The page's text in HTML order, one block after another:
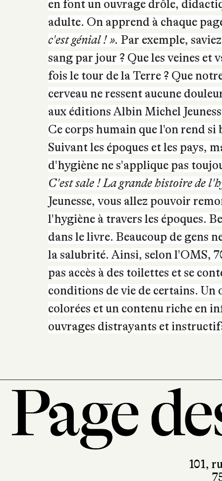
sûrement quelques raisons.
corps humain, l’anatomie dans
pouvoir explorer des domaines
nombreuses choses visqueuses,
le sang, le cerveau. Les
en font un ouvrage drôle,
adulte. On apprend à chaque
c'est génial ! ».Par exemple,
sang par jour ? Que les veines et
fois le tour de la Terre ? Que
cerveau ne ressent aucune
aux éditions Albin Michel
Ce corps humain que l'on rend
Suivant les époques et les pays,
d'hygiène ne s'applique pas
C'est sale ! La grande histoire de
Jeunesse, vous allez pouvoir
l'hygiène à travers les époques.
dans le livre. Beaucoup de gens
conditions de vie de certains.
colorées et un contenu riche en
ouvrages distrayants et